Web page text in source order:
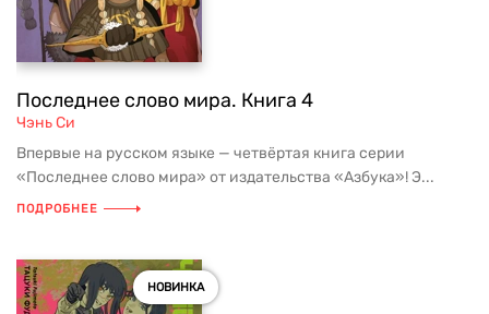
Последнее слово мира. Книга 4
Чэнь Си
Впервые на русском языке — четвёртая книга серии
«Последнее слово мира» от издательства «Азбука»! Э...
ПОДРОБНЕЕ
НОВИНКА